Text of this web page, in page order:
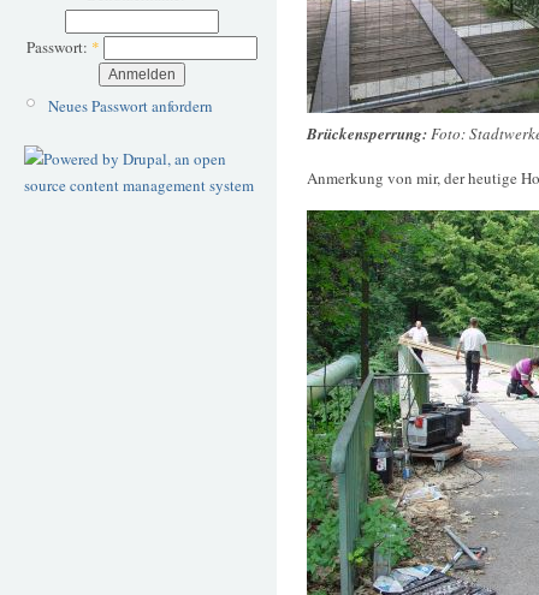
Passwort: *
Neues Passwort anfordern
Brückensperrung:Foto:
Anmerkung von mir, der heutige